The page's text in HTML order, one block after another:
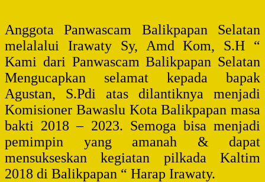
Anggota Panwascam Balikpapan Selatan
melalalui Irawaty Sy, Amd Kom, S.H “
Kami dari Panwascam Balikpapan Selatan
Mengucapkan selamat kepada bapak
Agustan, S.Pdi atas dilantiknya menjadi
Komisioner Bawaslu Kota Balikpapan masa
bakti 2018 – 2023. Semoga bisa menjadi
pemimpin yang amanah & dapat
mensukseskan kegiatan pilkada Kaltim
2018 di Balikpapan “ Harap Irawaty.